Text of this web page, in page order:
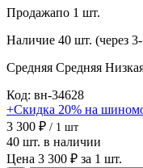
Продажапо 1 шт.
Наличие 40 шт. (через
Средняя Средняя
Код: вн-34628
+Скидка 20% на
3 300 ₽ / 1 шт
40 шт. в наличии
Цена 3 300 ₽ за 1 шт.